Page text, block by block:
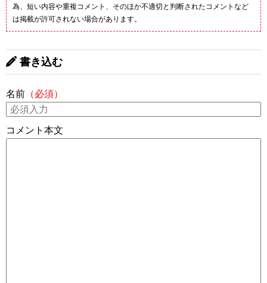
為、短い内容や重複コメント、そのほか不適切と判断されたコメントなど
は掲載が許可されない場合があります。
書き込む
名前 （必須）
コメント本文